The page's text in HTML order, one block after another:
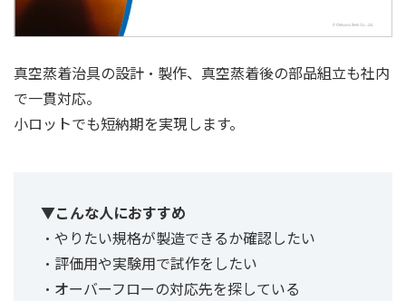
真空蒸着治具の設計・製作、真空蒸着後の部品組立も社内
で一貫対応。
小ロットでも短納期を実現します。
▼こんな人におすすめ
・やりたい規格が製造できるか確認したい
・評価用や実験用で試作をしたい
・オーバーフローの対応先を探している